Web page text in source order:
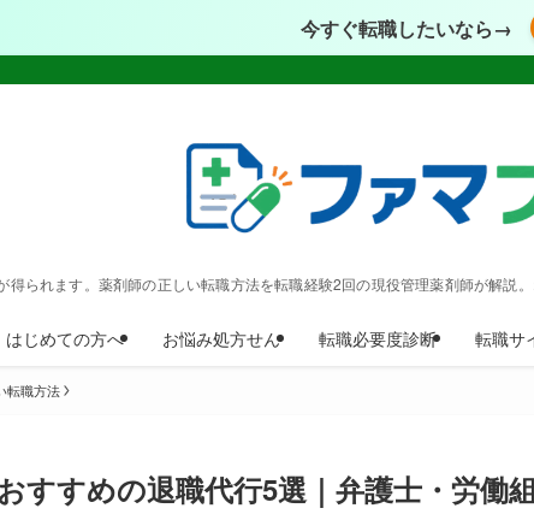
今すぐ転職したいなら→
得られます。薬剤師の正しい転職方法を転職経験2回の現役管理薬剤師が解説
はじめての方へ お悩み処方せん 転職必要度診断 転職サ
転職方法
すすめの退職代行5選｜弁護士・労働